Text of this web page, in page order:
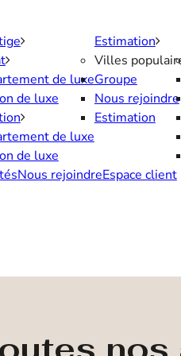
de luxe
de luxe
de luxe
de luxe
Estimation
Villes
Groupe
Nous rejoindre
Estimation
Nous rejoindreEspace client